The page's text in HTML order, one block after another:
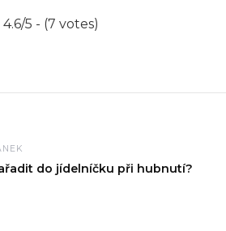
4.6/5 - (7 votes)
do jídelníčku při hubnutí?